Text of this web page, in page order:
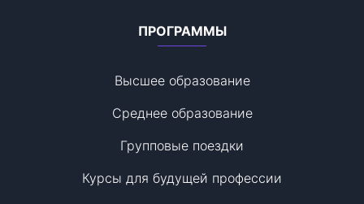
ПРОГРАММЫ
Высшее образование
Среднее образование
Групповые поездки
Курсы для будущей профессии